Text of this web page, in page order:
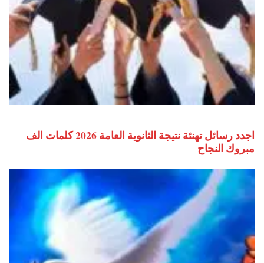
اجدد رسائل تهنئة نتيجة الثانوية العامة 2026 كلمات الف
مبروك النجاح